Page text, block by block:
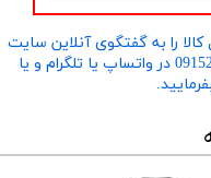
را به گفتگوی آنلاین سایت
​​​​​​​(سمت چپ پایین صفحه) و یا شماره 09152458635 در واتساپ یا تلگرام و یا